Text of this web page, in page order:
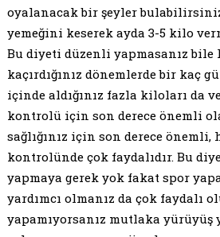
oyalanacak bir şeyler
yemeğini keserek ayda 3-5 kilo
Bu diyeti düzenli yapmasanız
kaçırdığınız dönemlerde bir kaç
içinde aldığınız fazla kiloları da
kontrolü için son derece önemli
sağlığınız için son derece önemli,
kontrolünde çok faydalıdır. Bu
yapmaya gerek yok fakat spor
yardımcı olmanız da çok faydalı
yapamıyorsanız mutlaka yürüyüş